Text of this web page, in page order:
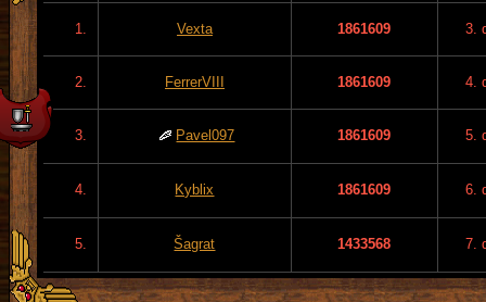
1. Vexta 1861609 3.
2. FerrerVIII 1861609 4.
3. Pavel097 1861609 5.
4. Kyblix 1861609 6.
5. Šagrat 1433568 7.